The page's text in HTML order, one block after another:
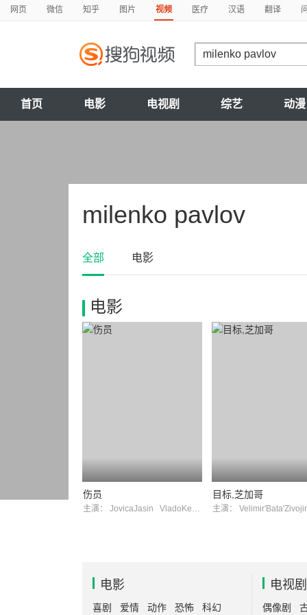
网页 微信 知乎 图片 视频 医疗 汉语 翻译
首页 电影 电视剧 综艺 动漫
milenko pavlov
全部 电影
电影
伤员
主演： JovicaJasin VladoKerosevic
目标,芝加哥
主演：
电影
喜剧 爱情 动作 恐怖 科幻
电视剧
偶像剧